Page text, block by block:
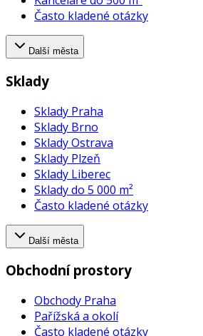
Často kladené otázky
Další města
Sklady
Sklady Praha
Sklady Brno
Sklady Ostrava
Sklady Plzeň
Sklady Liberec
Sklady do 5 000 m²
Často kladené otázky
Další města
Obchodní prostory
Obchody Praha
Pařížská a okolí
Často kladené otázky